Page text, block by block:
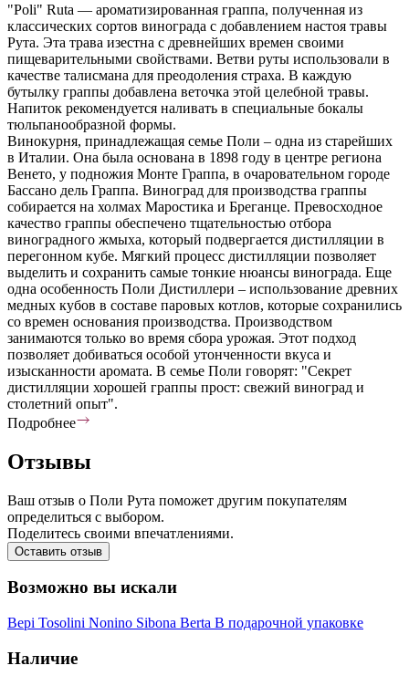
"Poli" Ruta — ароматизированная граппа, полученная из
классических сортов винограда с добавлением настоя травы
Рута. Эта трава изестна с древнейших времен своими
пищеварительными свойствами. Ветви руты использовали в
качестве талисмана для преодоления страха. В каждую
бутылку граппы добавлена веточка этой целебной травы.
Напиток рекомендуется наливать в специальные бокалы
тюльпанообразной формы.
Винокурня, принадлежащая семье Поли – одна из старейших
в Италии. Она была основана в 1898 году в центре региона
Венето, у подножия Монте Граппа, в очаровательном городе
Бассано дель Граппа. Виноград для производства граппы
собирается на холмах Маростика и Бреганце. Превосходное
качество граппы обеспечено тщательностью отбора
виноградного жмыха, который подвергается дистилляции в
перегонном кубе. Мягкий процесс дистилляции позволяет
выделить и сохранить самые тонкие нюансы винограда. Еще
одна особенность Поли Дистиллери – использование древних
медных кубов в составе паровых котлов, которые сохранились
со времен основания производства. Производством
занимаются только во время сбора урожая. Этот подход
позволяет добиваться особой утонченности вкуса и
изысканности аромата. В семье Поли говорят: "Секрет
дистилляции хорошей граппы прост: свежий виноград и
столетний опыт".
Подробнее
Отзывы
Ваш отзыв о Поли Рута поможет другим покупателям
определиться с выбором.
Поделитесь своими впечатлениями.
Оставить отзыв
Возможно вы искали
Bepi Tosolini Nonino Sibona Berta В подарочной упаковке
Наличие